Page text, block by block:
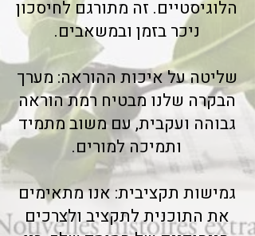
הלוגיסטיים. זה מתורגם לחיסכון
ניכר בזמן ובמשאבים.
שליטה על איכות ההוראה: מערך
הבקרה שלנו מבטיח רמת הוראה
גבוהה ועקבית, עם משוב מתמיד
ותמיכה למורים.
גמישות תקציבית: אנו מתאימים
את התוכנית לתקציב ולצרכים